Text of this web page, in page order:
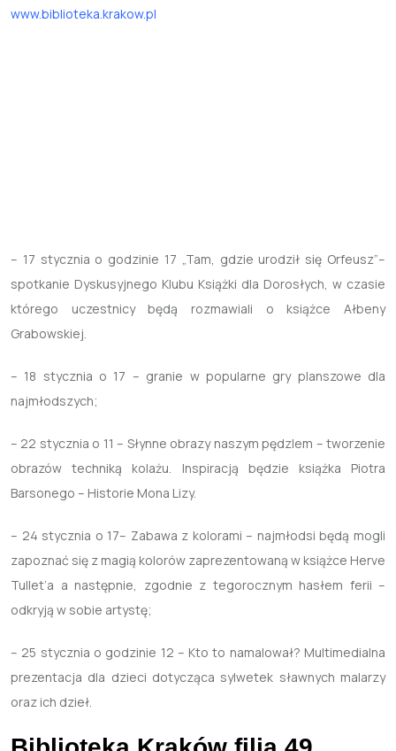
www.biblioteka.krakow.pl
– 17 stycznia o godzinie 17 „Tam, gdzie urodził się Orfeusz”–
spotkanie Dyskusyjnego Klubu Książki dla Dorosłych, w czasie
którego uczestnicy będą rozmawiali o książce Ałbeny
Grabowskiej.
– 18 stycznia o 17 – granie w popularne gry planszowe dla
najmłodszych;
– 22 stycznia o 11 – Słynne obrazy naszym pędzlem – tworzenie
obrazów techniką kolażu. Inspiracją będzie książka Piotra
Barsonego – Historie Mona Lizy.
– 24 stycznia o 17– Zabawa z kolorami – najmłodsi będą mogli
zapoznać się z magią kolorów zaprezentowaną w książce Herve
Tullet’a a następnie, zgodnie z tegorocznym hasłem ferii –
odkryją w sobie artystę;
– 25 stycznia o godzinie 12 – Kto to namalował? Multimedialna
prezentacja dla dzieci dotycząca sylwetek sławnych malarzy
oraz ich dzieł.